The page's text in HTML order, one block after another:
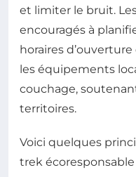
et limiter le bruit.
encouragés à
horaires
les équipements
couchage,
territoires.
Voici quelques
trek écoresponsable